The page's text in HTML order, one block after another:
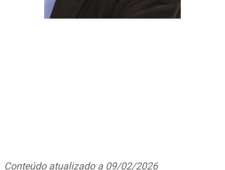
Conteúdo atualizado a 09/02/2026